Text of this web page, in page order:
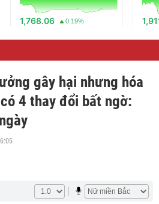
1,768.06 0.19%
gây hại nhưng hóa
4 thay đổi bất ngờ: